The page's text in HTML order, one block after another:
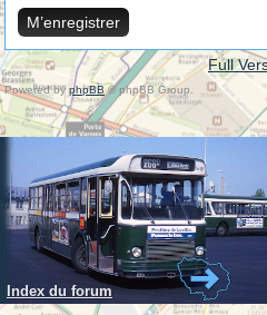
M’enregistrer
Full
Powered byphpBB© phpBB Group.
Index du forum